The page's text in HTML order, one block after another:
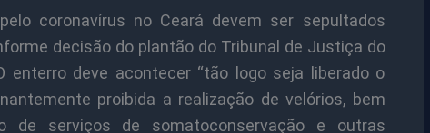
coronavírus no Ceará devem ser sepultados
decisão do plantão do Tribunal de Justiça do
enterro deve acontecer “tão logo seja liberado o
proibida a realização de velórios, bem
de serviços de somatoconservação e outras